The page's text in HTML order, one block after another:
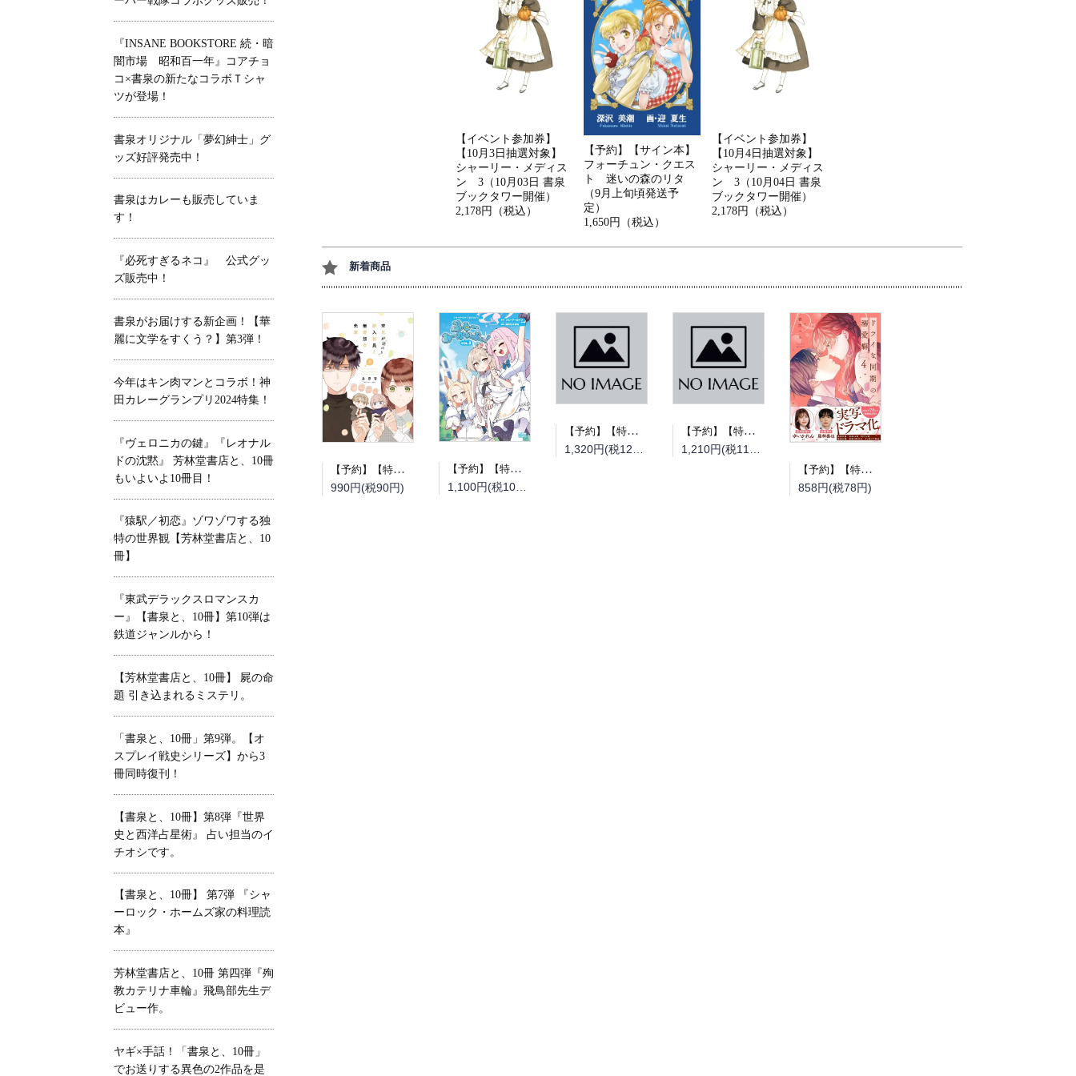
【イベント参加券】
【10月3日抽選対象】
シャーリー・メディス
ン 3（10月03日 書泉
ブックタワー開催）
2,178円（税込）
【予約】【サイン本】
フォーチュン・クエス
ト 迷いの森のリタ
（9月上旬頃発送予
定）
1,650円（税込）
【イベント参加券】
【10月4日抽選対象】
シャーリー・メディス
ン 3（10月04日 書泉
ブックタワー開催）
2,178円（税込）
新着商品
【予約】【特典付き】空気が「読める」新入社員と無愛想な先輩 8（08/25頃発送予定）
990円(税90円)
【予約】【特典付き】ブルーアーカイブ公式4コマ ぶるーあーかいぶっ！ 2（08/25頃発送予定）
1,100円(税100円)
【予約】【特典付き】とある町でおきた百の怪異について 下（08/19頃発送予定）
【予約】【特典付き】とある町でおきた百の怪異について 上（08/19頃発送予定）
【予約】【特典付き】ドライな同期の溺愛癖 4（08/18頃発送予定）
858円(税78円)
『INSANE BOOKSTORE 続・暗
闇市場 昭和百一年』コアチョ
コ×書泉の新たなコラボＴシャ
ツが登場！
書泉オリジナル「夢幻紳士」グ
ッズ好評発売中！
書泉はカレーも販売していま
す！
『必死すぎるネコ』 公式グッ
ズ販売中！
書泉がお届けする新企画！【華
麗に文学をすくう？】第3弾！
今年はキン肉マンとコラボ！神
田カレーグランプリ2024特集！
『ヴェロニカの鍵』『レオナル
ドの沈黙』 芳林堂書店と、10冊
もいよいよ10冊目！
『猿駅／初恋』ゾワゾワする独
特の世界観【芳林堂書店と、10
冊】
『東武デラックスロマンスカ
ー』【書泉と、10冊】第10弾は
鉄道ジャンルから！
【芳林堂書店と、10冊】 屍の命
題 引き込まれるミステリ。
「書泉と、10冊」第9弾。【オ
スプレイ戦史シリーズ】から3
冊同時復刊！
【書泉と、10冊】第8弾『世界
史と西洋占星術』 占い担当のイ
チオシです。
【書泉と、10冊】 第7弾 『シャ
ーロック・ホームズ家の料理読
本』
芳林堂書店と、10冊 第四弾『殉
教カテリナ車輪』飛鳥部先生デ
ビュー作。
ヤギ×手話！「書泉と、10冊」
でお送りする異色の2作品を是